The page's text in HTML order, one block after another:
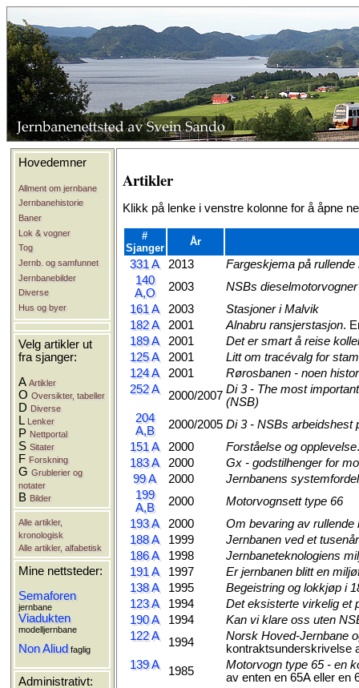
Hovedemner
Allment om jernbane
Jernbanehistorie
Baner
Lok & vogner
Tog
Jernb. og samfunnet
Jernbanebilder
Diverse
Hus og byer
Velg artikler ut
fra sjanger:
AArtikler
OOversikter, tabeller
D Diverse
L Lenker
P Nettportal
SSitater
F Forskning
GGrublerier og
notater
B Bilder
Alle artikler,
kronologisk
Alle artikler, alfabetisk
Mine nettsteder:
Semaforen
jernbane
Viadukten
modelljernbane
Non Aliud faglig
Administrativt:
Artikler
Klikk på lenke i venstre kolonne for å åpne
#
Sjanger
År
331 A 2013
Fargeskjema på rullende
140
A,O
2003
NSBs
161 A
2003
Stasjoner i Malvik
182 A
2001 Alnabru ransjerstasjon.
189 A
2001
Det er smart å reise
125 A
2001
Litt om tracévalg for
124 A
2001
Rørosbanen - noen
252 A
2000/2007 Di 3 - The most
(NSB)
204
A,B
2000/2005 Di 3 - NSBs arbeidshest
151 A
2000 Forståelse og opplevelse
183 A
2000
Gx - godstilhenger for
99 A
2000
Jernbanens
199
A,B
2000
Motorvognsett type 66
193 A
2000
Om bevaring av rullende
188 A
1999
Jernbanen ved et
186 A
1998
Jernbaneteknologiens
191 A
1997
Er jernbanen blitt en
138 A
1995
Begeistring og lokkjøp i
123 A
1994
Det eksisterte virkelig et
190 A
1994
Kan vi klare oss uten
122 A
1994
Norsk Hoved-Jernbane
kontraktsunderskrivelse
139 A
1985
Motorvogn type 65 - en
av enten en 65A eller en